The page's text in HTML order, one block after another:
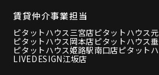
賃貸仲介事業担当
ピタットハウス三宮店ピタットハウス
ピタットハウス岡本店ピタットハウス
ピタットハウス姫路駅南口店ピタット
LIVEDESIGN江坂店